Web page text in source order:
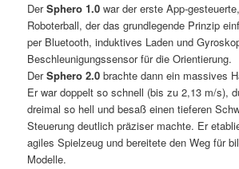
DerSphero 1.0 war der erste App-
Roboterball, der das grundlegende Prinzip
per Bluetooth, induktives Laden und
Beschleunigungssensor für die Orientierung.
DerSphero 2.0 brachte dann ein massives
Er war doppelt so schnell (bis zu 2,13 m/s),
dreimal so hell und besaß einen tieferen
Steuerung deutlich präziser machte. Er
agiles Spielzeug und bereitete den Weg für
Modelle.